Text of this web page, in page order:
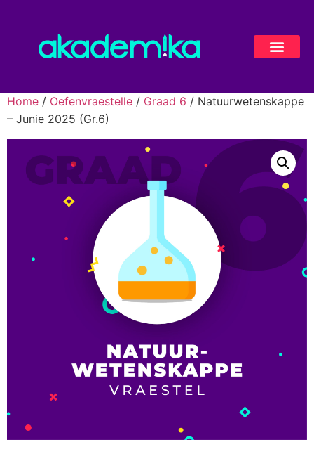
Home / Oefenvraestelle / Graad 6 / Natuurwetenskappe
– Junie 2025 (Gr.6)